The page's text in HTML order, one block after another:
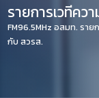
รายการเวทีคว
FM96.5MHz อสมท. รา
กับ สวรส.